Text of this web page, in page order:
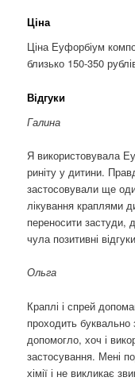
Ціна
Ціна Еуфорбіум
близько 150-350
Відгуки
Галина
Я використовувала
риніту у дитини.
застосовували ще
лікування краплями
переносити застуди,
чула позитивні
Ольга
Краплі і спрей
проходить буквально
допомогло, хоч і
застосування. Мені
хімії і не викликає